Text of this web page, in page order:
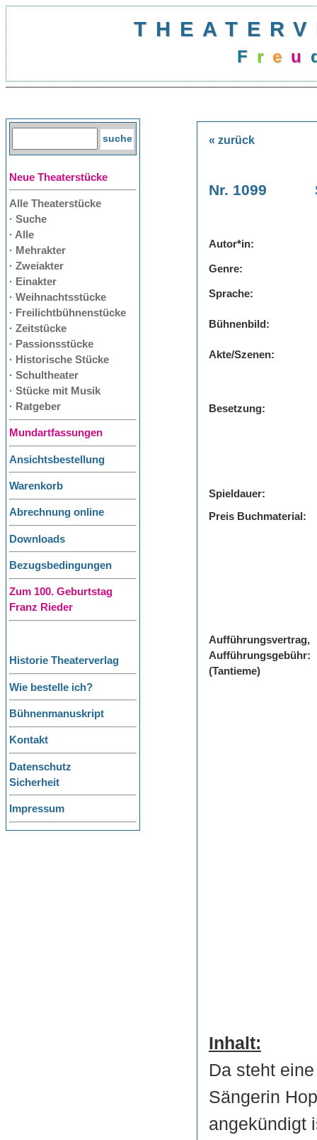
Freu
Neue Theaterstücke
Alle Theaterstücke
· Suche
· Alle
· Mehrakter
· Zweiakter
· Einakter
· Weihnachtsstücke
· Freilichtbühnenstücke
· Zeitstücke
· Passionsstücke
· Historische Stücke
· Schultheater
· Stücke mit Musik
· Ratgeber
Mundartfassungen
Ansichtsbestellung
Warenkorb
Abrechnung online
Downloads
Bezugsbedingungen
Zum 100. Geburtstag
Franz Rieder
Historie Theaterverlag
Wie bestelle ich?
Bühnenmanuskript
Kontakt
Datenschutz
Sicherheit
Impressum
« zurück
Nr. 1099
Autor*in:
Genre:
Sprache:
Bühnenbild:
Akte/Szenen:
Besetzung:
Spieldauer:
Preis Buchmaterial:
Aufführungsvertrag,
Aufführungsgebühr:
(Tantieme)
Inhalt:
Da steht
Sängerin
angekündigt